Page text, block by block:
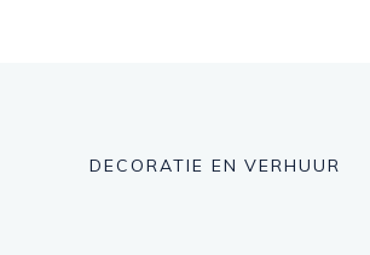
DECORATIE EN VERHUUR